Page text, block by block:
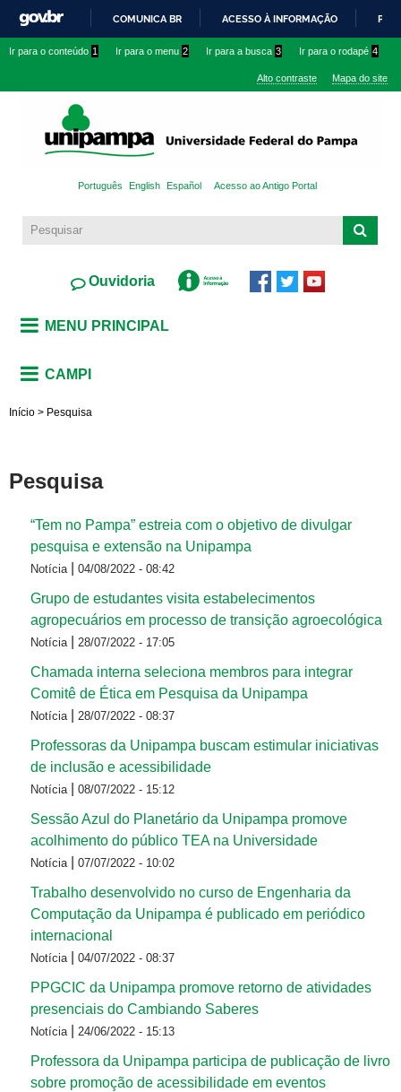
conteúdo
IR
O
COMUNICA BR ACESSO À INFORMAÇÃO
Ir para o conteúdo 1 Ir para o menu 2 Ir para a busca 3 Ir para o rodapé 4
Alto contraste Mapa do site
Português English Español Acesso ao Antigo Portal
Ouvidoria
MENU PRINCIPAL
CAMPI
Início > Pesquisa
Pesquisa
“Tem no Pampa” estreia com o objetivo de divulgar
pesquisa e extensão na Unipampa
Notícia 04/08/2022 - 08:42
Grupo de estudantes visita estabelecimentos
agropecuários em processo de transição agroecológica
Notícia 28/07/2022 - 17:05
Chamada interna seleciona membros para integrar
Comitê de Ética em Pesquisa da Unipampa
Notícia 28/07/2022 - 08:37
Professoras da Unipampa buscam estimular iniciativas
de inclusão e acessibilidade
Notícia 08/07/2022 - 15:12
Sessão Azul do Planetário da Unipampa promove
acolhimento do público TEA na Universidade
Notícia 07/07/2022 - 10:02
Trabalho desenvolvido no curso de Engenharia da
Computação da Unipampa é publicado em periódico
internacional
Notícia 04/07/2022 - 08:37
PPGCIC da Unipampa promove retorno de atividades
presenciais do Cambiando Saberes
Notícia 24/06/2022 - 15:13
Professora da Unipampa participa de publicação de livro
sobre promoção de acessibilidade em eventos